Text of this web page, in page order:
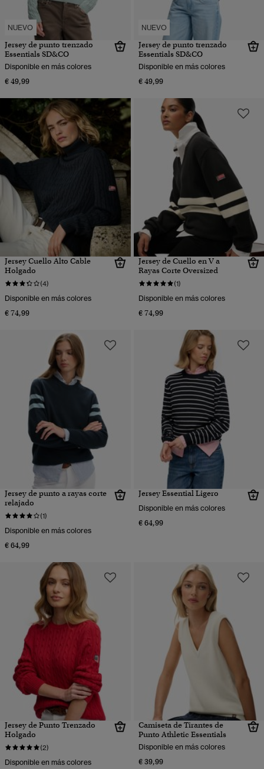
NUEVO
Jersey de punto trenzado
Essentials SD&CO
Disponible en más colores
€ 49,99
NUEVO
Jersey de punto trenzado
Essentials SD&CO
Disponible en más colores
€ 49,99
Jersey Cuello Alto Cable
Holgado
(4)
Disponible en más colores
€ 74,99
Jersey de Cuello en V a
Rayas Corte Oversized
(1)
Disponible en más colores
€ 74,99
Jersey de punto a rayas corte
relajado
(1)
Disponible en más colores
€ 64,99
Jersey Essential Ligero
Disponible en más colores
€ 64,99
Jersey de Punto Trenzado
Holgado
(2)
Disponible en más colores
Camiseta de Tirantes de
Punto Athletic Essentials
Disponible en más colores
€ 39,99